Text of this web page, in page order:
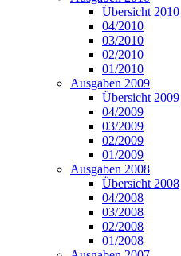
Übersicht 2010
04/2010
03/2010
02/2010
01/2010
Ausgaben 2009
Übersicht 2009
04/2009
03/2009
02/2009
01/2009
Ausgaben 2008
Übersicht 2008
04/2008
03/2008
02/2008
01/2008